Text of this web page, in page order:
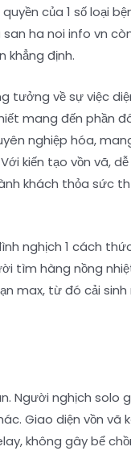
của 1 số loại
ha noi info vn
khẳng định.
về sự việc
mang đến phần
nghiệp hóa,
kiến tạo vồn vã, dễ
khách thỏa sức
nghịch 1 cách
tìm hàng nồng
max, từ đó cải sinh
Người nghịch solo
Giao diện vồn
không gây bể